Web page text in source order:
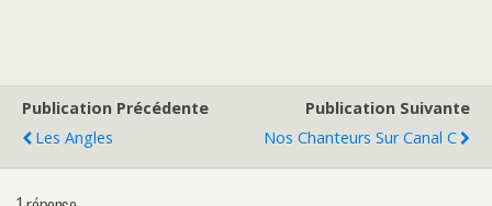
Publication Précédente
Les Angles
Publication Suivante
Nos Chanteurs Sur Canal C